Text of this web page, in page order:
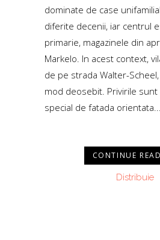
dominate de case
diferite decenii, iar centrul
primarie, magazinele din
Markelo. In acest context,
de pe strada Walter-
mod deosebit. Privirile sunt
special de fatada orientata...
CONTINUE
Distribuie